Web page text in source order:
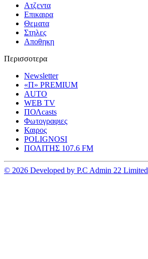
Ατζεντα
Επικαιρα
Θεματα
Στηλες
Αποθηκη
Περισσοτερα
Newsletter
«Π» PREMIUM
AUTO
WEB TV
ΠΟΛcasts
Φωτογραφιες
Καιρος
POLIGNOSI
ΠΟΛΙΤΗΣ 107.6 FM
© 2026 Developed by P.C Admin 22 Limited